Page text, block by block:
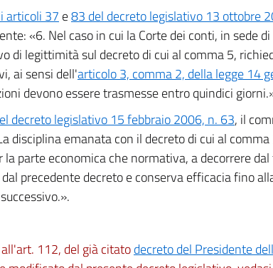
articoli 37 e83 del decreto legislativo 13 ottobre
«6. Nel caso in cui la Corte dei conti, in sede
di legittimità sul decreto di cui al comma 5,
ai sensi dell'articolo 3, comma 2, della legge 14
devono essere trasmesse entro quindici
decreto legislativo 15 febbraio 2006, n. 63, il
disciplina emanata con il decreto di cui al
parte economica che normativa, a decorrere
precedente decreto e conserva efficacia fino
112, del già citatodecreto del Presidente